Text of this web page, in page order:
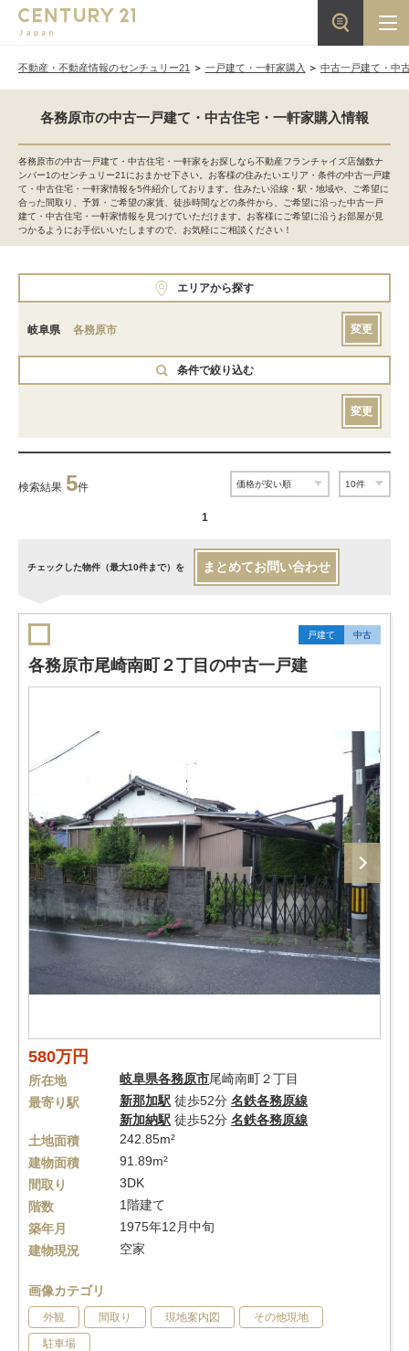
不動産・不動産情報のセンチュリー21 一戸建て・一軒家購入 中古一戸建て・中
各務原市の中古一戸建て・中古住宅・一軒家購入情報
各務原市の中古一戸建て・中古住宅・一軒家をお探しなら不動産フランチャイズ店舗数ナ
ンバー1のセンチュリー21におまかせ下さい。お客様の住みたいエリア・条件の中古一戸建
て・中古住宅・一軒家情報を5件紹介しております。住みたい沿線・駅・地域や、ご希望に
合った間取り、予算・ご希望の家賃、徒歩時間などの条件から、ご希望に沿った中古一戸
建て・中古住宅・一軒家情報を見つけていただけます。お客様にご希望に沿うお部屋が見
つかるようにお手伝いいたしますので、お気軽にご相談ください！
エリアから探す
岐阜県 各務原市 変更
条件で絞り込む
変更
検索結果 5件
1
チェックした物件（最大10件まで）を まとめてお問い合わせ
戸建て 中古
各務原市尾崎南町２丁目の中古一戸建
580万円
所在地 岐阜県各務原市尾崎南町２丁目
最寄り駅
新那加駅 徒歩52分 名鉄各務原線
新加納駅 徒歩52分 名鉄各務原線
土地面積
242.85m²
建物面積
91.89m²
間取り
3DK
階数
1階建て
築年月
1975年12月中旬
建物現況
空家
画像カテゴリ
外観 間取り 現地案内図 その他現地
駐車場